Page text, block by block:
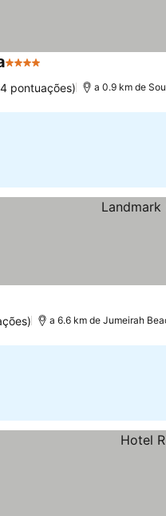
4 Estrelas
pontuações) a 0.9 km de
a 6.6 km de Jumeirah